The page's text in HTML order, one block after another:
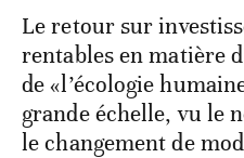
Le retour sur
rentables en matière
de «l’écologie
grande échelle, vu le
le changement de